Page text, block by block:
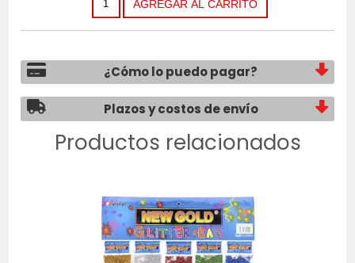
¿Cómo lo puedo pagar?
Plazos y costos de envío
Productos relacionados